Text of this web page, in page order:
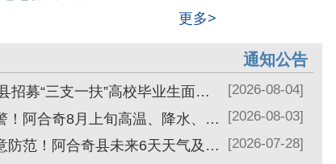
通知公告
天气预报丨预警！阿合奇8月上旬高温、降水、大风来袭 [2026-08-03]
天气预报丨注意防范！阿合奇县未来6天天气及防范措施速看 [2026-07-28]
关于征集阿合奇县城镇燃气领域违法违规线索的公告 [2026-07-27]
天气预报丨预警！前期高温、后期降水，需防范多重灾害风险 [2026-07-22]